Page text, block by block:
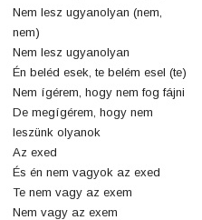
Nem lesz ugyanolyan (nem,
nem)
Nem lesz ugyanolyan
Én beléd esek, te belém esel (te)
Nem ígérem, hogy nem fog fájni
De megígérem, hogy nem
leszünk olyanok
Az exed
És én nem vagyok az exed
Te nem vagy az exem
Nem vagy az exem